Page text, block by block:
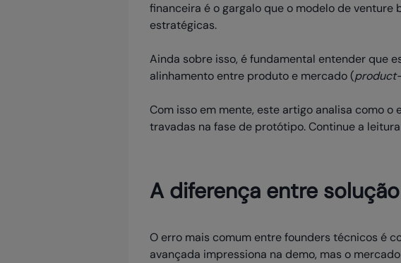
financeira é o gargalo que o modelo de venture
estratégicas.
Ainda sobre isso, é fundamental entender que
alinhamento entre produto e mercado (
Com isso em mente, este artigo analisa como o
travadas na fase de protótipo. Continue a
A diferença entre
O erro mais comum entre founders técnicos é
avançada impressiona na demo, mas o